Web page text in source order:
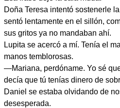
Doña Teresa intentó sostenerle
sentó lentamente en el sillón,
sus gritos ya no mandaban ahí.
Lupita se acercó a mí. Tenía el
manos temblorosas.
—Mariana, perdóname. Yo sé
decía que tú tenías dinero de
Daniel se estaba olvidando de
desesperada.